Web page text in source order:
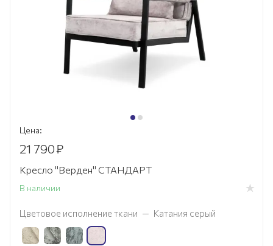
Цена:
21 790₽
Кресло "Верден" СТАНДАРТ
В наличии
Цветовое исполнение ткани — Катания серый